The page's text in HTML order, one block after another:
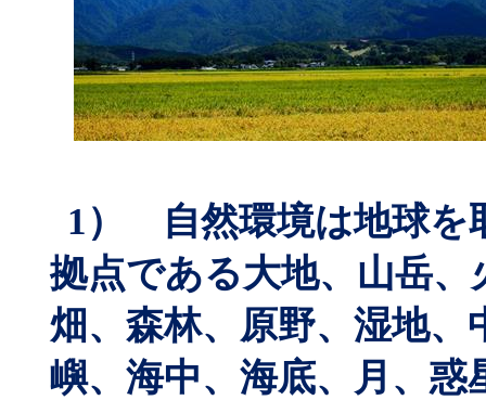
1） 自然環境は地球を
拠点である大地、山岳
畑、森林、原野、湿地、
嶼、海中、海底、月、惑